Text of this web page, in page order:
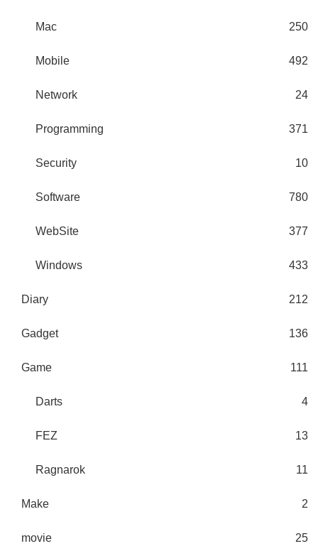
Mac 250
Mobile 492
Network 24
Programming 371
Security 10
Software 780
WebSite 377
Windows 433
Diary 212
Gadget 136
Game 111
Darts 4
FEZ 13
Ragnarok 11
Make 2
movie 25